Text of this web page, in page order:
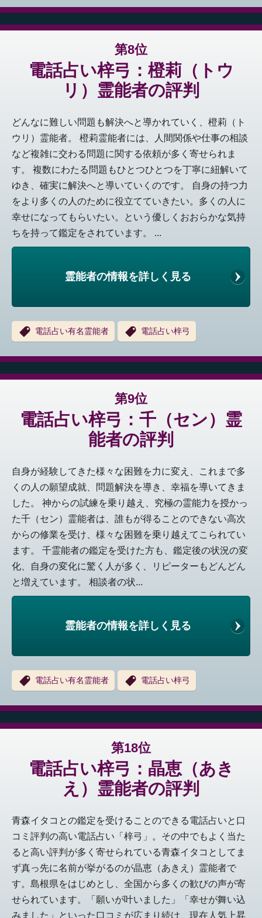
第8位
電話占い梓弓：橙莉（トウ
リ）霊能者の評判
どんなに難しい問題も解決へと導かれていく、橙莉（ト
ウリ）霊能者。 橙莉霊能者には、人間関係や仕事の相談
など複雑に交わる問題に関する依頼が多く寄せられま
す。 複数にわたる問題もひとつひとつを丁寧に紐解いて
ゆき、確実に解決へと導いていくのです。 自身の持つ力
をより多くの人のために役立てていきたい。多くの人に
幸せになってもらいたい。という優しくおおらかな気持
ちを持って鑑定をされています。 ...
霊能者の情報を詳しく見る
電話占い有名霊能者 電話占い梓弓
第9位
電話占い梓弓：千（セン）霊
能者の評判
自身が経験してきた様々な困難を力に変え、これまで多
くの人の願望成就、問題解決を導き、幸福を導いてきま
した。 神からの試練を乗り越え、究極の霊能力を授かっ
た千（セン）霊能者は、誰もが得ることのできない高次
からの修業を受け、様々な困難を乗り越えてこられてい
ます。 千霊能者の鑑定を受けた方も、鑑定後の状況の変
化、自身の変化に驚く人が多く、リピーターもどんどん
と増えています。 相談者の状...
霊能者の情報を詳しく見る
電話占い有名霊能者 電話占い梓弓
第18位
電話占い梓弓：晶恵（あき
え）霊能者の評判
青森イタコとの鑑定を受けることのできる電話占いと口
コミ評判の高い電話占い「梓弓」。その中でもよく当た
ると高い評判が多く寄せられている青森イタコとしてま
ず真っ先に名前が挙がるのが晶恵（あきえ）霊能者で
す。島根県をはじめとし、全国から多くの歓びの声が寄
せられています。「願いが叶いました」「幸せが舞い込
みました」といった口コミが広まり続け、現在人気上昇